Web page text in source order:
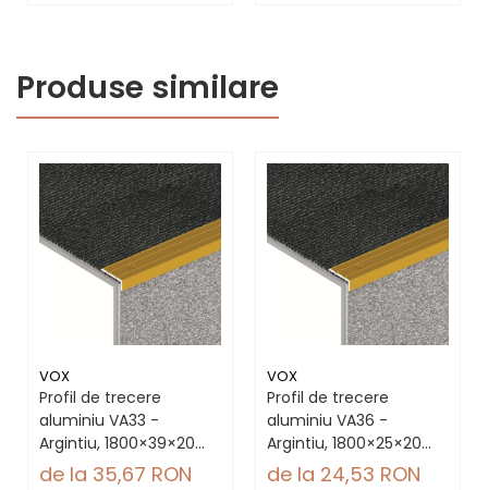
Produse similare
VOX
Profil de trecere
aluminiu VA33 -
Argintiu, 1800×39×20
mm, premium
de la 35,67 RON
VOX
Profil de trecere
aluminiu VA36 -
Argintiu, 1800×25×20
mm, premium
de la 24,53 RON